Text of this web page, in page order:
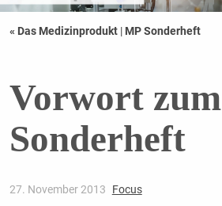
« Das Medizinprodukt | MP Sonderheft
Vorwort zum
Sonderheft
27. November 2013 Focus